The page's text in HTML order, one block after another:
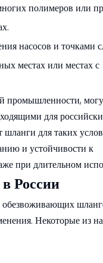
полимеров или
насосов и точками
местах или местах с
для
для таких
и устойчивости к
при длительном
России
обезвоживающих
Некоторые из